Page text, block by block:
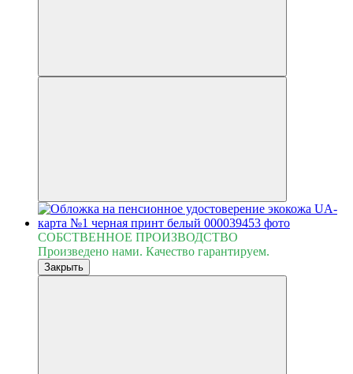
СОБСТВЕННОЕ ПРОИЗВОДСТВО
Произведено нами. Качество гарантируем.
Закрыть